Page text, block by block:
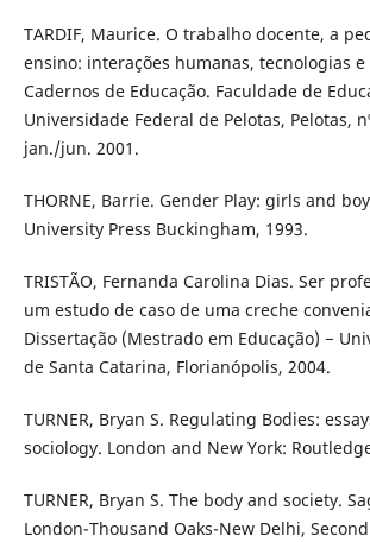
TARDIF, Maurice. O trabalho docente, a
ensino: interações humanas, tecnologias e
Cadernos de Educação. Faculdade de
Universidade Federal de Pelotas, Pelotas,
jan./jun. 2001.
THORNE, Barrie. Gender Play: girls and
University Press Buckingham, 1993.
TRISTÃO, Fernanda Carolina Dias. Ser
um estudo de caso de uma creche
Dissertação (Mestrado em Educação) −
de Santa Catarina, Florianópolis, 2004.
TURNER, Bryan S. Regulating Bodies:
sociology. London and New York:
TURNER, Bryan S. The body and society.
London-Thousand Oaks-New Delhi,